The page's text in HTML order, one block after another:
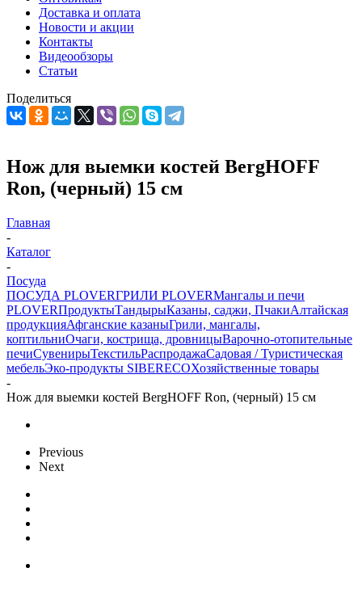
Доставка и оплата
Новости и акции
Контакты
Видеообзоры
Статьи
Поделиться
Нож для выемки костей BergHOFF
Ron, (черный) 15 см
Главная
-
Каталог
-
Посуда
ПОСУДА PLOVERГРИЛИ PLOVERМангалы и печи
PLOVERПродуктыТандырыКазаны, саджи, ПчакиАлтайская
продукцияАфганские казаныГрили, мангалы,
коптильниОчаги, кострища, дровницыВарочно-отопительные
печиСувенирыТекстильРаспродажаСадовая / Туристическая
мебельЭко-продукты SIBERECOХозяйственные товары
-
Нож для выемки костей BergHOFF Ron, (черный) 15 см
Previous
Next